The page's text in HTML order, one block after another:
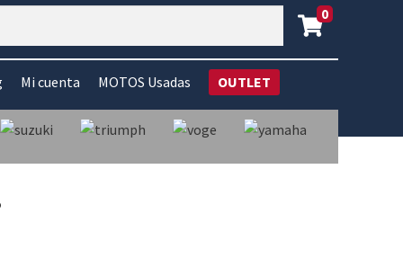
0
Mi cuenta MOTOS Usadas OUTLET